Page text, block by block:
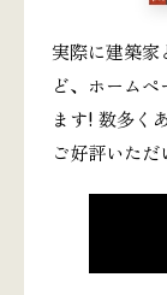
実際に建築家
ど、ホーム
ます! 数多く
ご好評いただ